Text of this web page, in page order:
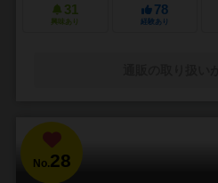
31
興味あり
78
経験あり
No.28